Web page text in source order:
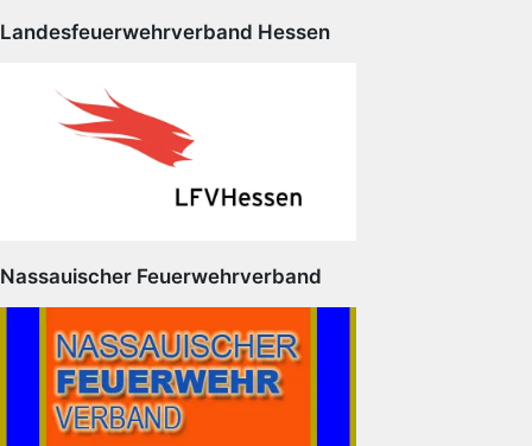
Landesfeuerwehrverband Hessen
Nassauischer Feuerwehrverband